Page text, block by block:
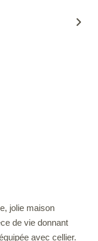
jolie maison
de vie donnant
avec cellier.